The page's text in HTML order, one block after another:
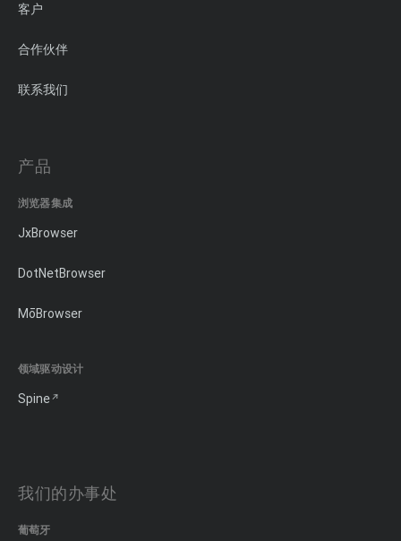
客户
合作伙伴
联系我们
产品
浏览器集成
JxBrowser
DotNetBrowser
MōBrowser
领域驱动设计
Spine
我们的办事处
葡萄牙